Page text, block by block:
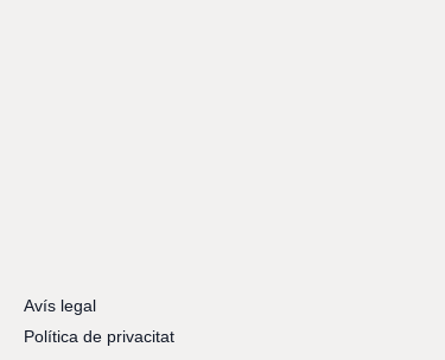
Avís legal
Política de privacitat